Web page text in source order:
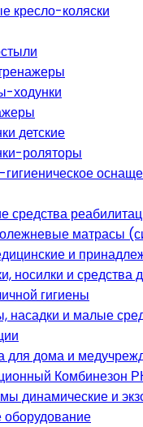
кресло-коляски
ходунки
детские
роляторы
средства
матрасы
и
носилки и средства
гигиены
насадки и малые
для дома и
Комбинезон
динамические и